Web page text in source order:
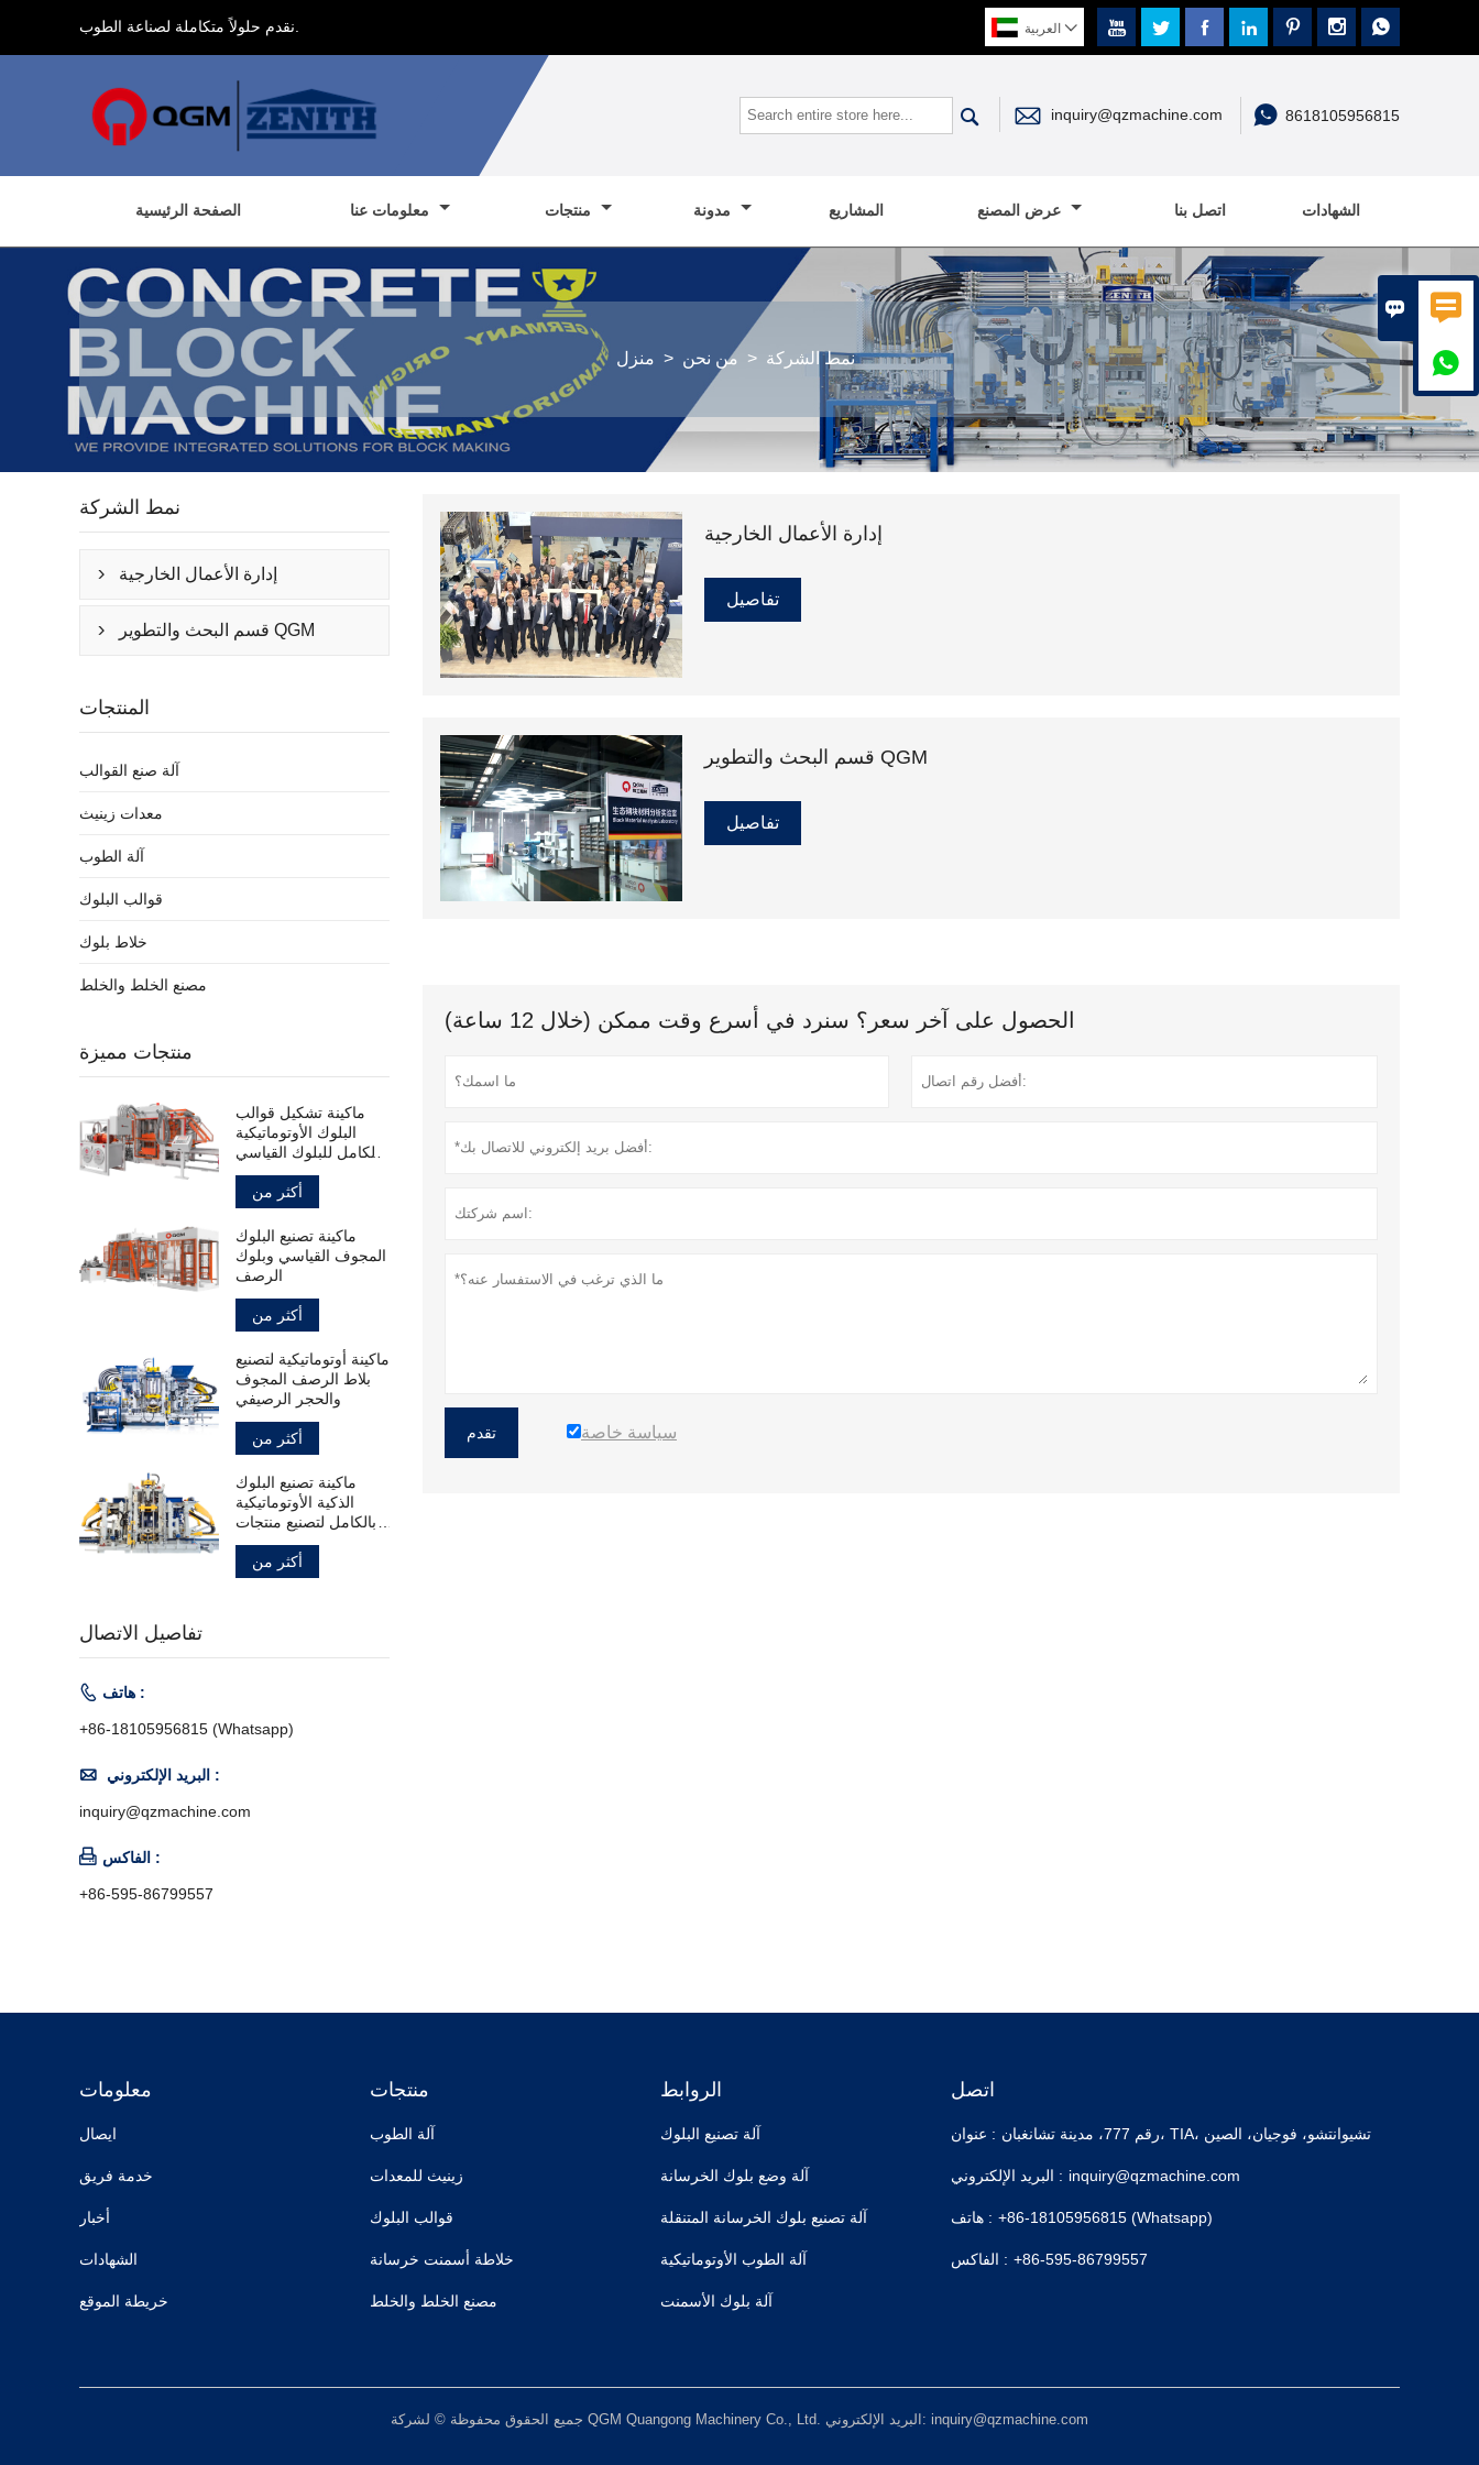
 

       العربية 
  inquiry@qzmachine.com  8618105956815
الصفحة الرئيسية المشاريع عرض المصنع اتصل بنا الشهادات
منزل > من نحن > نمط الشركة
إدارة الأعمال الخارجية
تفاصيل
قسم البحث والتطوير QGM
تفاصيل
الحصول على آخر سعر؟ سنرد في أسرع وقت ممكن (خلال 12 ساعة)
تقدم سياسة خاصة
نمط الشركة
 إدارة الأعمال الخارجية
 قسم البحث والتطوير QGM
المنتجات
آلة صنع القوالب
معدات زينيث
آلة الطوب
قوالب البلوك
خلاط بلوك
مصنع الخلط والخلط
منتجات مميزة
ماكينة تشكيل قوالب
البلوك الأوتوماتيكية
بالكامل للبلوك القياسي
المجوف
أكثر من
ماكينة تصنيع البلوك
المجوف القياسي وبلوك
الرصف
أكثر من
ماكينة أوتوماتيكية لتصنيع
بلاط الرصف المجوف
والحجر الرصيفي
أكثر من
ماكينة تصنيع البلوك
الذكية الأوتوماتيكية
بالكامل لتصنيع منتجات
الخرسانة
أكثر من
تفاصيل الاتصال
 هاتف :
+86-18105956815 (Whatsapp)
 البريد الإلكتروني :
inquiry@qzmachine.com
 الفاكس :
+86-595-86799557
معلومات
ايصال
خدمة فريق
أخبار
الشهادات
خريطة الموقع
منتجات
آلة الطوب
زينيث للمعدات
قوالب البلوك
خلاطة أسمنت خرسانة
مصنع الخلط والخلط
الروابط
آلة تصنيع البلوك
آلة وضع بلوك الخرسانة
آلة تصنيع بلوك الخرسانة المتنقلة
آلة الطوب الأوتوماتيكية
آلة بلوك الأسمنت
اتصل
عنوان : رقم 777، مدينة تشانغبان، TIA، تشيوانتشو، فوجيان، الصين
البريد الإلكتروني : inquiry@qzmachine.com
هاتف : +86-18105956815 (Whatsapp)
الفاكس : +86-595-86799557
جميع الحقوق محفوظة © لشركة QGM Quangong Machinery Co., Ltd. البريد الإلكتروني: inquiry@qzmachine.com